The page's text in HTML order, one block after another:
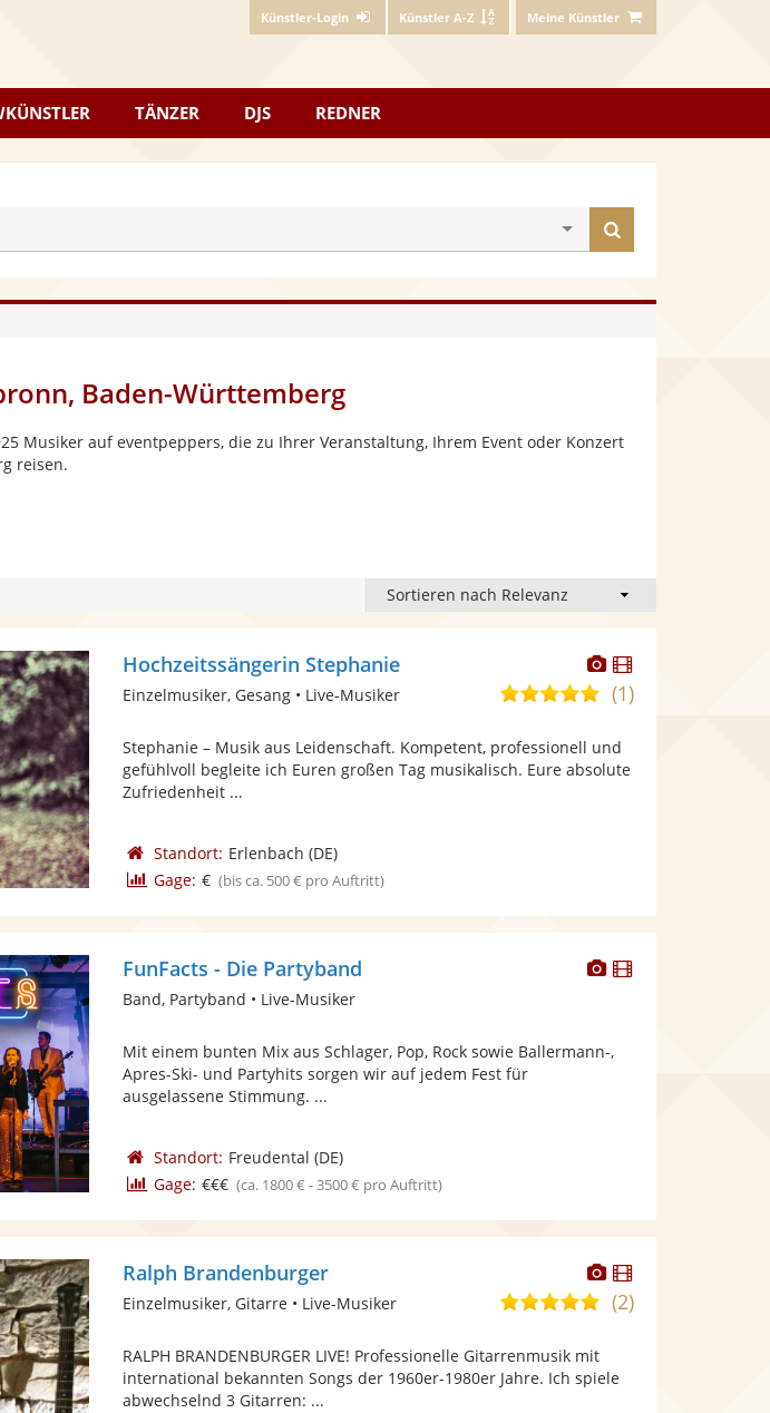
Künstler-Login Künstler A-Z Meine Künstler
TÄNZER DJS REDNER
finden
Baden-Württemberg
Musiker auf eventpeppers, die zu Ihrer Veranstaltung, Ihrem Event oder Konzert
reisen.
Dieser
Künstler
stellt
Fotos
bereit.
Dieser
Künstler
Hochzeitssängerin Stephanie
5,0
5
Sternen
(1)
Einzelmusiker, Gesang • Live-Musiker
Stephanie – Musik aus Leidenschaft. Kompetent, professionell und
gefühlvoll begleite ich Euren großen Tag musikalisch. Eure absolute
Zufriedenheit ...
Standort: Erlenbach (DE)
Gage: € (bis ca. 500 € pro Auftritt)
Dieser
bereit.
Dieser
FunFacts - Die Partyband
Band, Partyband • Live-Musiker
Mit einem bunten Mix aus Schlager, Pop, Rock sowie Ballermann-,
Apres-Ski- und Partyhits sorgen wir auf jedem Fest für
ausgelassene Stimmung. ...
Standort: Freudental (DE)
Gage: €€€ (ca. 1800 € - 3500 € pro Auftritt)
Dieser
Künstler
stellt
bereit.
Dieser
Künstler
Ralph Brandenburger
5,0
5
Sternen
(2)
Einzelmusiker, Gitarre • Live-Musiker
RALPH BRANDENBURGER LIVE! Professionelle Gitarrenmusik mit
international bekannten Songs der 1960er-1980er Jahre. Ich spiele
abwechselnd 3 Gitarren: ...